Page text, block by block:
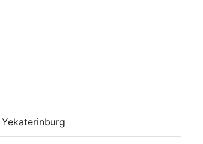
Yekaterinburg